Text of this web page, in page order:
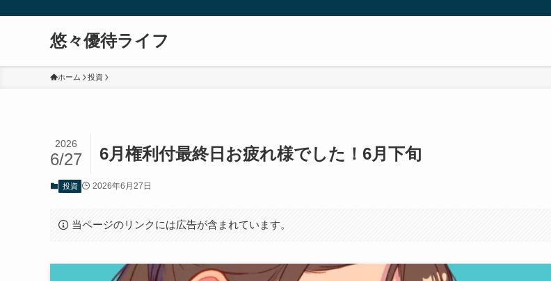
悠々優待ライフ
ホーム 投資
6月権利付最終日お疲れ様でした！6月下旬
2026
6/27
投資 2026年6月27日
当ページのリンクには広告が含まれています。